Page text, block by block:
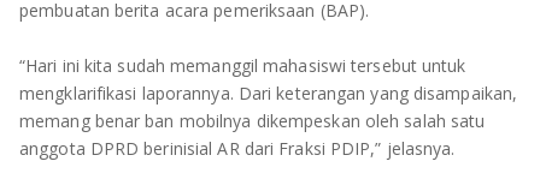
PRINGSEWU
pembuatan berita acara pemeriksaan (BAP).
“Hari ini kita sudah memanggil mahasiswi tersebut untuk
mengklarifikasi laporannya. Dari keterangan yang disampaikan,
memang benar ban mobilnya dikempeskan oleh salah satu
anggota DPRD berinisial AR dari Fraksi PDIP,” jelasnya.